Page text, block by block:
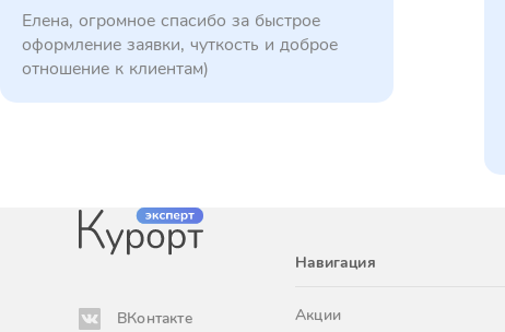
Елена, огромное спасибо за быстрое
оформление заявки, чуткость и доброе
отношение к клиентам)
ВКонтакте
Навигация
Акции